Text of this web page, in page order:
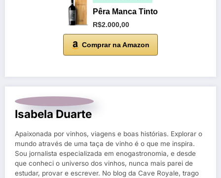
Pêra Manca Tinto
R$2.000,00
Comprar na Amazon
Isabela Duarte
Apaixonada por vinhos, viagens e boas histórias. Explorar o
mundo através de uma taça de vinho é o que me inspira.
Sou jornalista especializada em enogastronomia, e desde
que conheci o universo dos vinhos, nunca mais parei de
estudar, provar e escrever. No blog da Cave Royale, trago